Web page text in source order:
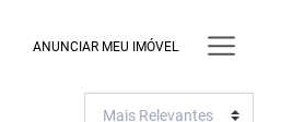
ANUNCIAR MEU IMÓVEL